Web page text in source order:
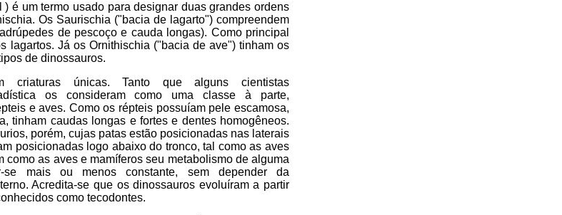
é um termo usado para designar duas grandes ordens
Os Saurischia ("bacia de lagarto") compreendem
de pescoço e cauda longas). Como principal
lagartos. Já os Ornithischia ("bacia de ave") tinham os
de dinossauros.
criaturas únicas. Tanto que alguns cientistas
os consideram como uma classe à parte,
e aves. Como os répteis possuíam pele escamosa,
tinham caudas longas e fortes e dentes homogêneos.
porém, cujas patas estão posicionadas nas laterais
posicionadas logo abaixo do tronco, tal como as aves
como as aves e mamíferos seu metabolismo de alguma
se mais ou menos constante, sem depender da
Acredita-se que os dinossauros evoluíram a partir
como tecodontes.